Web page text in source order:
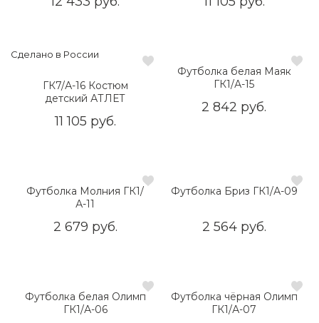
Сделано в России
ГК7/А-16 Костюм
детский АТЛЕТ
11 105 руб.
Футболка белая Маяк
ГК1/А-15
2 842 руб.
Футболка Молния ГК1/
А-11
2 679 руб.
Футболка Бриз ГК1/А-09
2 564 руб.
Футболка белая Олимп
ГК1/А-06
Футболка чёрная Олимп
ГК1/А-07